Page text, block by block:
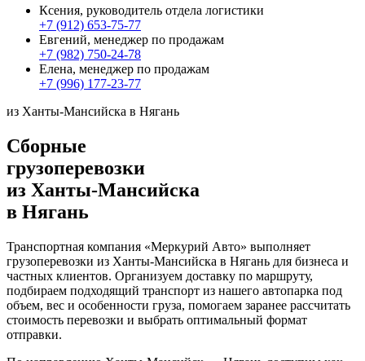
Ксения, руководитель отдела логистики
+7 (912) 653-75-77
Евгений, менеджер по продажам
+7 (982) 750-24-78
Елена, менеджер по продажам
+7 (996) 177-23-77
из Ханты-Мансийска в Нягань
Сборные
грузоперевозки
из Ханты-Мансийска
в Нягань
Транспортная компания «Меркурий Авто» выполняет
грузоперевозки из Ханты-Мансийска в Нягань для бизнеса и
частных клиентов. Организуем доставку по маршруту,
подбираем подходящий транспорт из нашего автопарка под
объем, вес и особенности груза, помогаем заранее рассчитать
стоимость перевозки и выбрать оптимальный формат
отправки.